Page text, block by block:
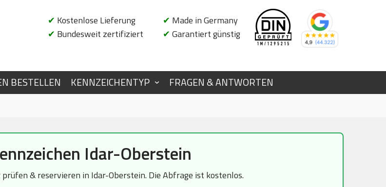
✔ Kostenlose Lieferung
✔ Bundesweit zertifiziert
✔ Made in Germany
✔ Garantiert günstig
BESTELLEN KENNZEICHENTYP FRAGEN & ANTWORTEN
Idar-Oberstein
& reservieren in Idar-Oberstein. Die Abfrage ist kostenlos.